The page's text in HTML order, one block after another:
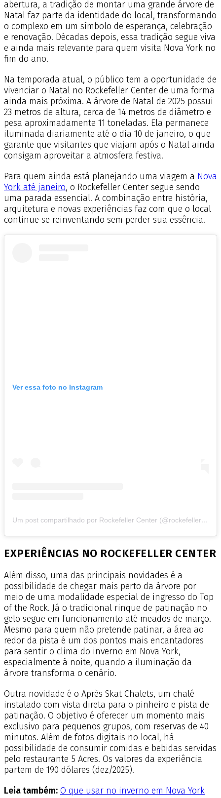
abertura, a tradição de montar uma grande árvore de
Natal faz parte da identidade do local, transformando
o complexo em um símbolo de esperança, celebração
e renovação. Décadas depois, essa tradição segue viva
e ainda mais relevante para quem visita Nova York no
fim do ano.
Na temporada atual, o público tem a oportunidade de
vivenciar o Natal no Rockefeller Center de uma forma
ainda mais próxima. A árvore de Natal de 2025 possui
23 metros de altura, cerca de 14 metros de diâmetro e
pesa aproximadamente 11 toneladas. Ela permanece
iluminada diariamente até o dia 10 de janeiro, o que
garante que visitantes que viajam após o Natal ainda
consigam aproveitar a atmosfera festiva.
Para quem ainda está planejando uma viagem a Nova
York até janeiro, o Rockefeller Center segue sendo
uma parada essencial. A combinação entre história,
arquitetura e novas experiências faz com que o local
continue se reinventando sem perder sua essência.
Ver essa foto no Instagram
U
m post compartilhado por Rockefeller Center (@rockefellercenter)
EXPERIÊNCIAS NO ROCKEFELLER CENTER
Além disso, uma das principais novidades é a
possibilidade de chegar mais perto da árvore por
meio de uma modalidade especial de ingresso do Top
of the Rock. Já o tradicional rinque de patinação no
gelo segue em funcionamento até meados de março.
Mesmo para quem não pretende patinar, a área ao
redor da pista é um dos pontos mais encantadores
para sentir o clima do inverno em Nova York,
especialmente à noite, quando a iluminação da
árvore transforma o cenário.
Outra novidade é o Après Skat Chalets, um chalé
instalado com vista direta para o pinheiro e pista de
patinação. O objetivo é oferecer um momento mais
exclusivo para pequenos grupos, com reservas de 40
minutos. Além de fotos digitais no local, há
possibilidade de consumir comidas e bebidas servidas
pelo restaurante 5 Acres. Os valores da experiência
partem de 190 dólares (dez/2025).
Leia também: O que usar no inverno em Nova York